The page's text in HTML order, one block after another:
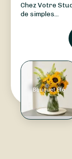
Chez Votre
de simples...
Bouquet Été